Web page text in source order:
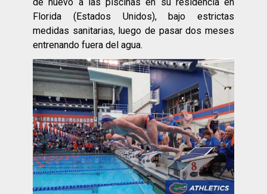
Florida (Estados Unidos), bajo estrictas
medidas sanitarias, luego de pasar dos meses
entrenando fuera del agua.